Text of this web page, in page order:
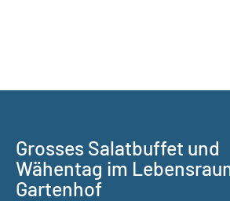
Grosses Salatbuffet und
Wähentag im
Gartenhof